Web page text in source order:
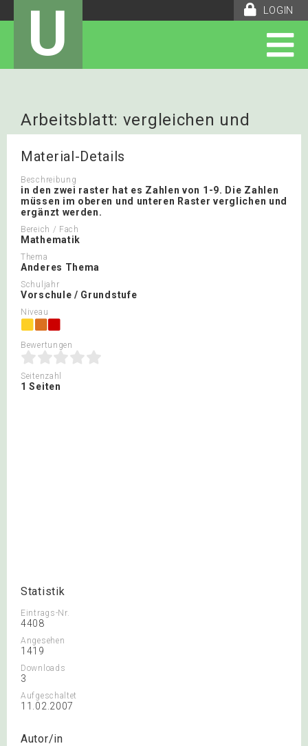
LOGIN
U
Arbeitsblatt: vergleichen und
ergänzen
Material-Details
Beschreibung
in den zwei raster hat es Zahlen von 1-9. Die Zahlen
müssen im oberen und unteren Raster verglichen und
ergänzt werden.
Bereich / Fach
Mathematik
Thema
Anderes Thema
Schuljahr
Vorschule / Grundstufe
Niveau
Bewertungen
Seitenzahl
1 Seiten
Statistik
Eintrags-Nr.
4408
Angesehen
1419
Downloads
3
Aufgeschaltet
11.02.2007
Autor/in